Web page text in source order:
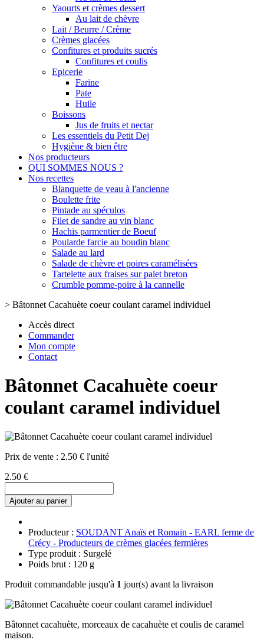
Yaourts et crèmes dessert
Au lait de chèvre
Lait / Beurre / Crème
Crèmes glacées
Confitures et produits sucrés
Confitures et coulis
Epicerie
Farine
Pate
Huile
Boissons
Jus de fruits et nectar
Les essentiels du Petit Dej
Hygiène & bien être
Nos producteurs
QUI SOMMES NOUS ?
Nos recettes
Blanquette de veau à l'ancienne
Boulette frite
Pintade au spéculos
Filet de sandre au vin blanc
Hachis parmentier de Boeuf
Poularde farcie au boudin blanc
Salade au lard
Salade de chèvre et poires caramélisées
Tartelette aux fraises sur palet breton
Crumble pomme-poire à la cannelle
> Bâtonnet Cacahuète coeur coulant caramel individuel
Accès direct
Commander
Mon compte
Contact
Bâtonnet Cacahuète coeur
coulant caramel individuel
Prix de vente : 2.50 € l'unité
2.50 €
Ajouter au panier
Producteur : SOUDANT Anaïs et Romain - EARL ferme de
Crécy - Producteurs de crèmes glacées fermières
Type produit : Surgelé
Poids brut : 120 g
Produit commandable jusqu'à 1 jour(s) avant la livraison
Bâtonnet cacahuète, morceaux de cacahuète et coulis de caramel
maison.